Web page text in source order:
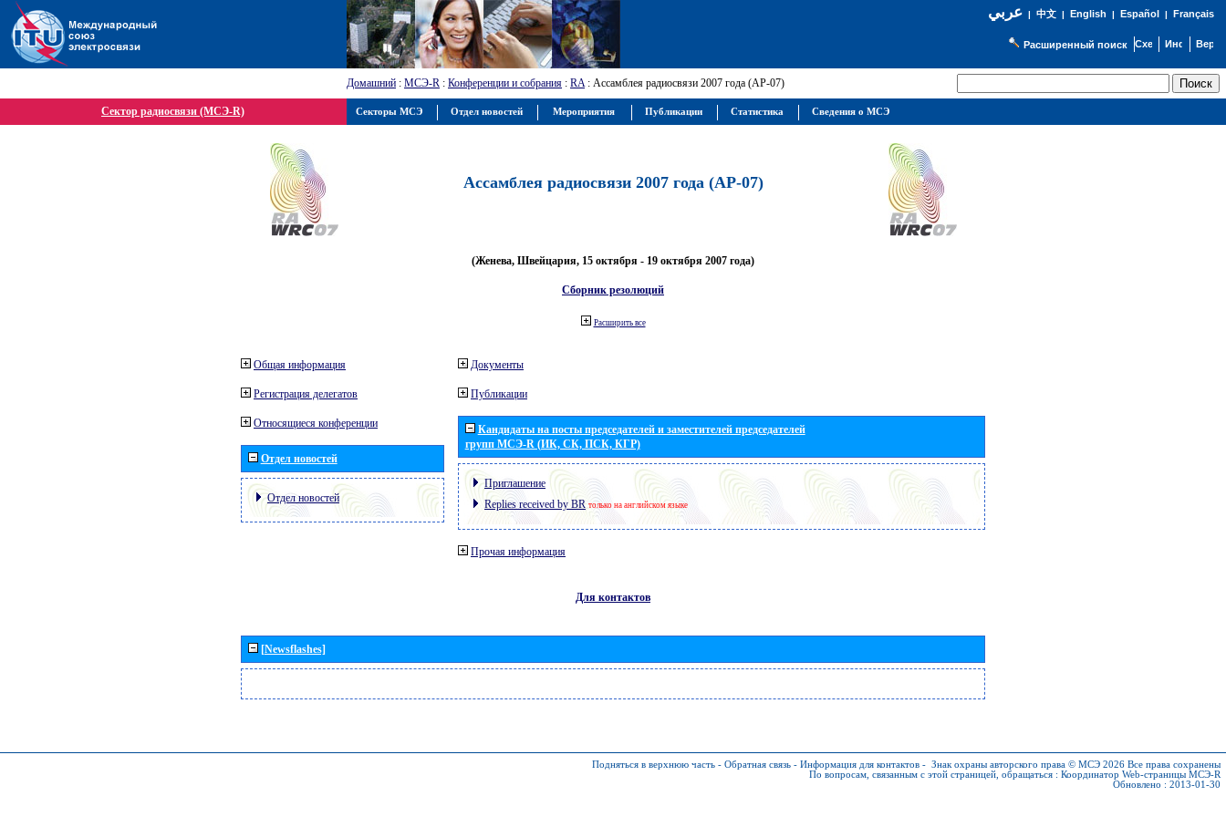
عربي| 中文| English | Español | Français
Расширенный поиск
Домашний : МСЭ-R : Конференции и собрания : RA: Ассамблея радиосвязи 2007 года (АР-07)
Сектор радиосвязи (МСЭ-R)
Ассамблея радиосвязи 2007 года (АР-07)
(Женева, Швейцария, 15 октября - 19 октября 2007 года)
Сборник резолюций
Расширить все
Общая информация
Регистрация делегатов
Относящиеся конференции
Отдел новостей
Отдел новостей
Документы
Публикации
Кандидаты на посты председателей и заместителей председателей
групп МСЭ-R (ИК, СК, ПСК, КГР)
Приглашение
Replies received by BR только на английском языке
Прочая информация
Для контактов
[Newsflashes]
Подняться в верхнюю часть - Обратная связь - Информация для контактов - Знак охраны авторского права © МСЭ 2026 Все права сохранены
По вопросам, связанным с этой страницей, обращаться : Координатор Web-страницы МСЭ-R
Обновлено : 2013-01-30
Секторы МСЭ Отдел новостей Мероприятия Публикации Статистика Сведения о МСЭ